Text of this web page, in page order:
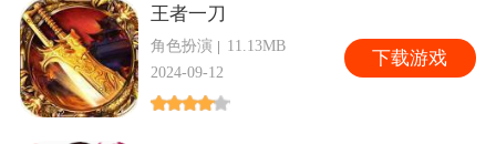
王者一刀
角色扮演
11.13MB
2024-09-12
下载游戏